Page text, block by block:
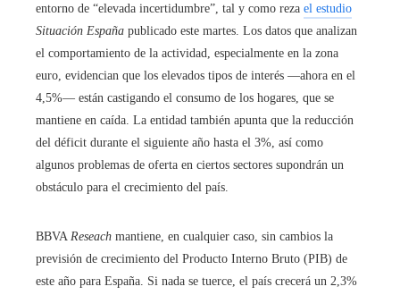
entorno de “elevada incertidumbre”, tal y como reza el estudio
Situación España publicado este martes. Los datos que analizan
el comportamiento de la actividad, especialmente en la zona
euro, evidencian que los elevados tipos de interés —ahora en el
4,5%— están castigando el consumo de los hogares, que se
mantiene en caída. La entidad también apunta que la reducción
del déficit durante el siguiente año hasta el 3%, así como
algunos problemas de oferta en ciertos sectores supondrán un
obstáculo para el crecimiento del país.
BBVA Reseach mantiene, en cualquier caso, sin cambios la
previsión de crecimiento del Producto Interno Bruto (PIB) de
este año para España. Si nada se tuerce, el país crecerá un 2,3%